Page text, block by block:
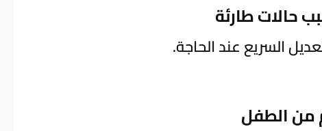
السريع عند الحاجة.